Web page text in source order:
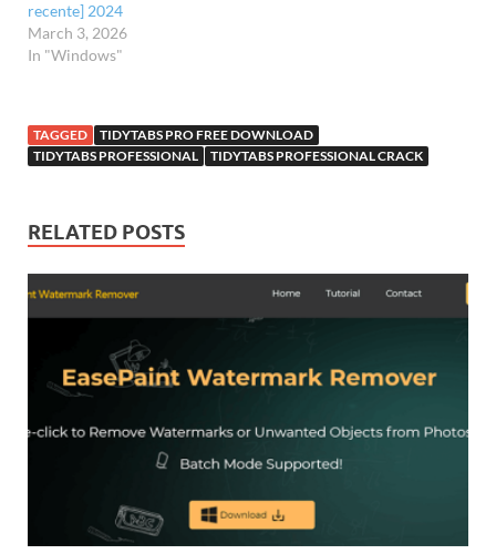
recente] 2024
March 3, 2026
In "Windows"
TAGGED
TIDYTABS PRO FREE DOWNLOAD
TIDYTABS PROFESSIONAL
TIDYTABS PROFESSIONAL CRACK
RELATED POSTS